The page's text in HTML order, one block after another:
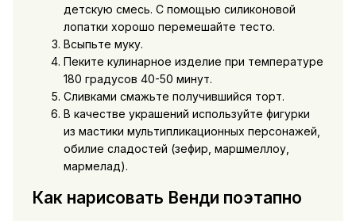
детскую смесь. С помощью силиконовой
лопатки хорошо перемешайте тесто.
Всыпьте муку.
Пеките кулинарное изделие при температуре
180 градусов 40-50 минут.
Сливками смажьте получившийся торт.
В качестве украшений используйте фигурки
из мастики мультипликационных персонажей,
обилие сладостей (зефир, маршмеллоу,
мармелад).
Как нарисовать Венди поэтапно